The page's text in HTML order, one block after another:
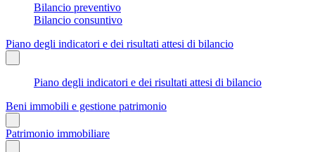
Bilancio preventivo
Bilancio consuntivo
Piano degli indicatori e dei risultati attesi di bilancio
Piano degli indicatori e dei risultati attesi di bilancio
Beni immobili e gestione patrimonio
Patrimonio immobiliare